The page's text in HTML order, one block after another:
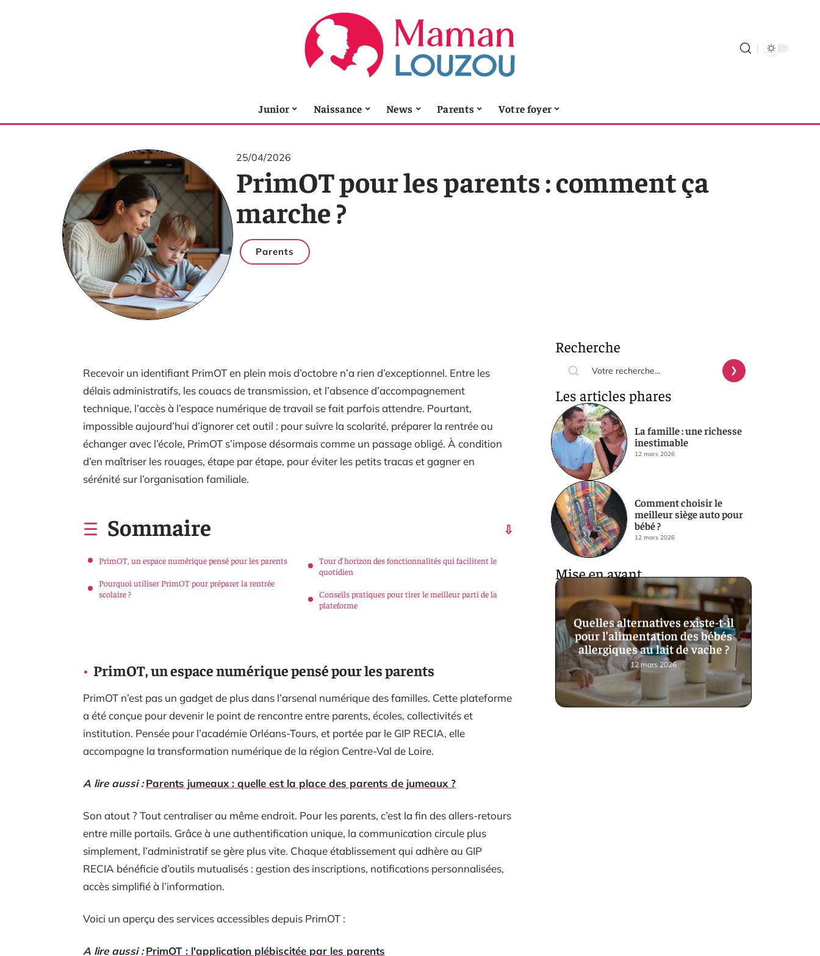
Junior Naissance News Parents Votre foyer
25/04/2026
PrimOT pour les parents : comment ça
marche ?
Parents
Recevoir un identifiant PrimOT en plein mois d’octobre n’a rien d’exceptionnel. Entre les
délais administratifs, les couacs de transmission, et l’absence d’accompagnement
technique, l’accès à l’espace numérique de travail se fait parfois attendre. Pourtant,
impossible aujourd’hui d’ignorer cet outil : pour suivre la scolarité, préparer la rentrée ou
échanger avec l’école, PrimOT s’impose désormais comme un passage obligé. À condition
d’en maîtriser les rouages, étape par étape, pour éviter les petits tracas et gagner en
sérénité sur l’organisation familiale.
Sommaire
PrimOT, un espace numérique pensé pour les parents
Pourquoi utiliser PrimOT pour préparer la rentrée
scolaire ?
Tour d’horizon des fonctionnalités qui facilitent le
quotidien
Conseils pratiques pour tirer le meilleur parti de la
plateforme
PrimOT, un espace numérique pensé pour les parents
PrimOT n’est pas un gadget de plus dans l’arsenal numérique des familles. Cette plateforme
a été conçue pour devenir le point de rencontre entre parents, écoles, collectivités et
institution. Pensée pour l’académie Orléans-Tours, et portée par le GIP RECIA, elle
accompagne la transformation numérique de la région Centre-Val de Loire.
A lire aussi : Parents jumeaux : quelle est la place des parents de jumeaux ?
Son atout ? Tout centraliser au même endroit. Pour les parents, c’est la fin des allers-retours
entre mille portails. Grâce à une authentification unique, la communication circule plus
simplement, l’administratif se gère plus vite. Chaque établissement qui adhère au GIP
RECIA bénéficie d’outils mutualisés : gestion des inscriptions, notifications personnalisées,
accès simplifié à l’information.
Voici un aperçu des services accessibles depuis PrimOT :
A lire aussi : PrimOT : l'application plébiscitée par les parents
Recherche
Les articles phares
La famille : une richesse
inestimable
12 mars 2026
Comment choisir le
meilleur siège auto pour
bébé ?
12 mars 2026
Mise en avant
Quelles alternatives existe-t-il
pour l’alimentation des bébés
allergiques au lait de vache ?
12 mars 2026